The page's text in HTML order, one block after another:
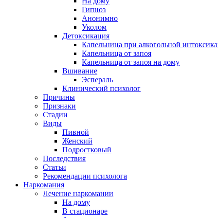
Гипноз
Анонимно
Уколом
Детоксикация
Капельница при алкогольной
Капельница от запоя
Капельница от запоя на дому
Вшивание
Эспераль
Клинический психолог
Причины
Признаки
Стадии
Виды
Пивной
Женский
Подростковый
Последствия
Статьи
Рекомендации психолога
Наркомания
Лечение наркомании
На дому
В стационаре